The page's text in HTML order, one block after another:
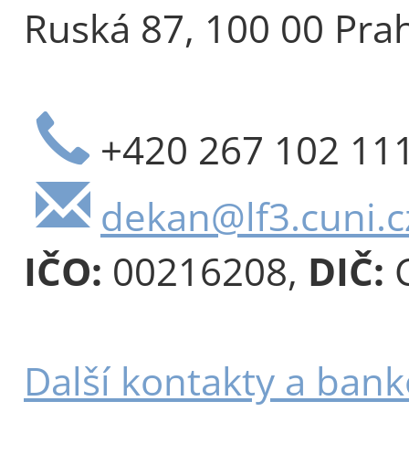
Ruská 87, 100 00
+420 267 102
IČO: 00216208, DIČ:
Další kontakty a